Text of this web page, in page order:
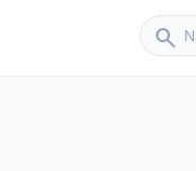
search